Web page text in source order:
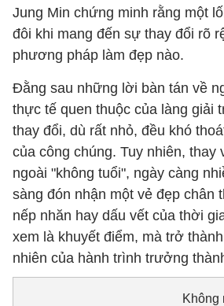
Jung Min chứng minh rằng một
đôi khi mang đến sự thay đổi rõ
phương pháp làm đẹp nào.
Đằng sau những lời bàn tán về
thực tế quen thuộc của làng giải
thay đổi, dù rất nhỏ, đều khó
của công chúng. Tuy nhiên, thay
ngoài "không tuổi", ngày càng
sàng đón nhận một vẻ đẹp chân
nếp nhăn hay dấu vết của thời
xem là khuyết điểm, mà trở
nhiên của hành trình trưởng
Không